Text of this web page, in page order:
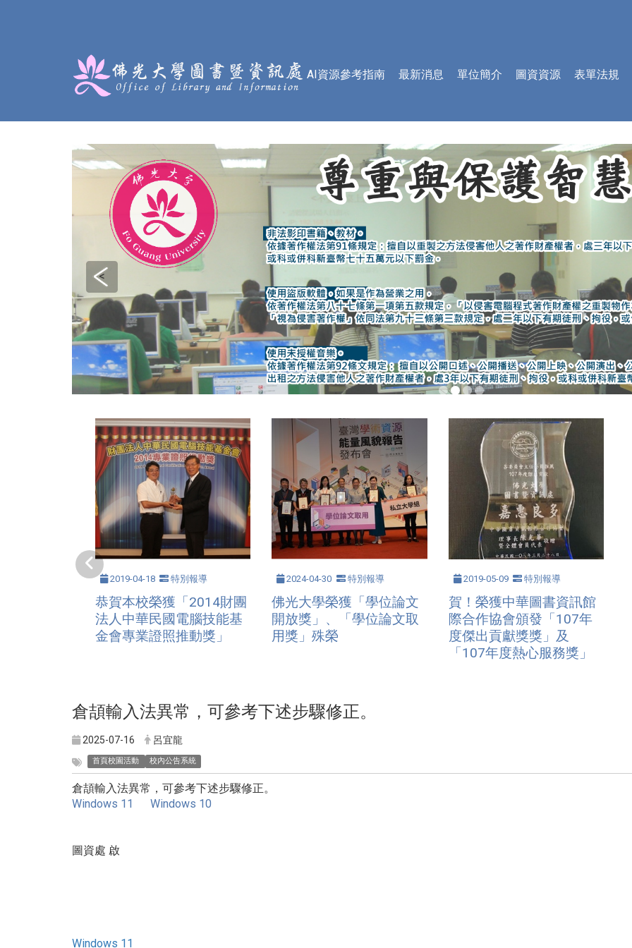
AI資源參考指南 最新消息 單位簡介 圖資資源 表單法規
<
2019-04-18 特別報導
恭賀本校榮獲「2014財團
法人中華民國電腦技能基
金會專業證照推動獎」
2024-04-30 特別報導
佛光大學榮獲「學位論文
開放獎」、「學位論文取
用獎」殊榮
2019-05-09 特別報導
賀！榮獲中華圖書資訊館
際合作協會頒發「107年
度傑出貢獻獎獎」及
「107年度熱心服務獎」
倉頡輸入法異常，可參考下述步驟修正。
2025-07-16 呂宜龍
首頁校園活動 校內公告系統
倉頡輸入法異常，可參考下述步驟修正。
Windows 11
Windows 10
圖資處 啟
Windows 11